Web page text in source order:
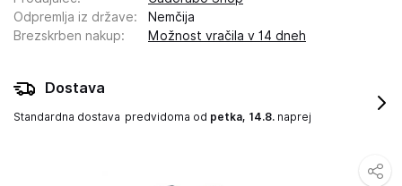
Odpremlja iz države:
Nemčija
Brezskrben nakup: Možnost vračila v 14 dneh
Dostava
Standardna dostava predvidoma od petka, 14.8. naprej